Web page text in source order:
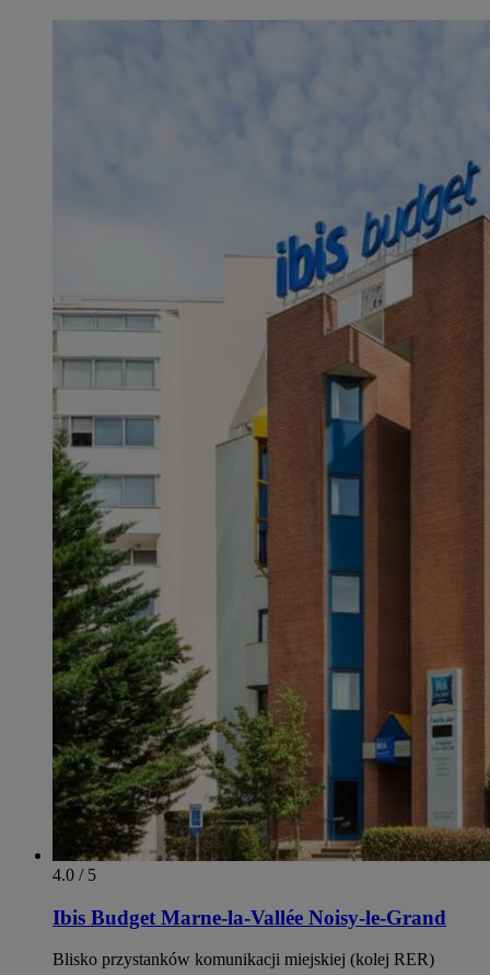
4.0 / 5
Ibis Budget Marne-la-Vallée Noisy-le-Grand
Blisko przystanków komunikacji miejskiej (kolej RER)